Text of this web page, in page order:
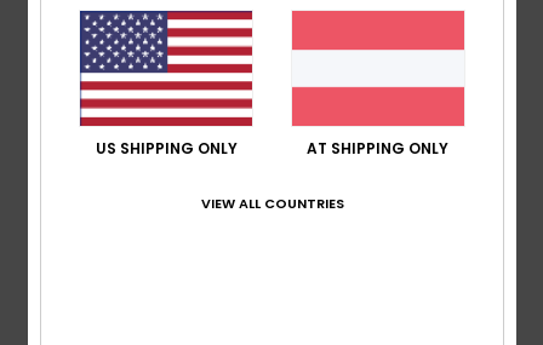
Original anzeigen - Castellano
Komfort: 5/5 Preis-Leistungs-Verhältnis
Material: 5/5 Farbe: 5/5
Ich empfehle dieses Produkt
5
US SHIPPING ONLY AT SHIPPING ONLY
VIEW ALL COUNTRIES